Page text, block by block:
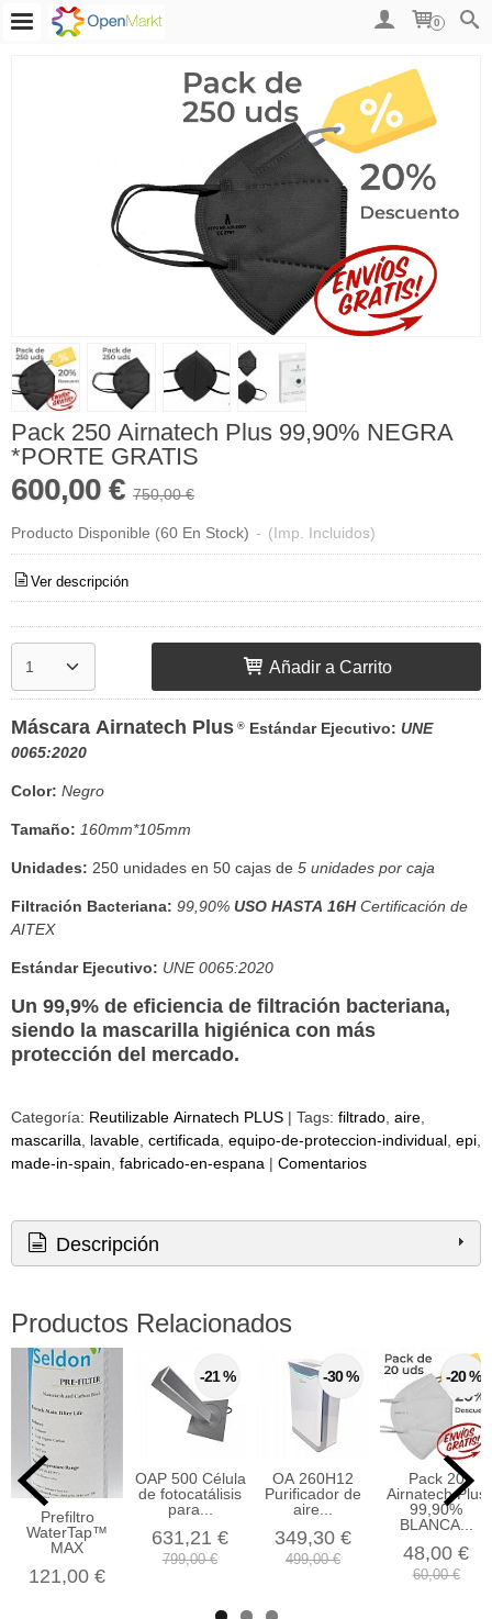
0
Pack 250 Airnatech Plus 99,90% NEGRA
*PORTE GRATIS
600,00 € 750,00 €
Producto Disponible (60 En Stock) - (Imp. Incluidos)
Ver descripción
Añadir a Carrito
Máscara Airnatech Plus ® Estándar Ejecutivo: UNE
0065:2020
Color: Negro
Tamaño: 160mm*105mm
Unidades: 250 unidades en 50 cajas de 5 unidades por caja
Filtración Bacteriana: 99,90% USO HASTA 16HCertificación de
AITEX
Estándar Ejecutivo: UNE 0065:2020
Un 99,9% de eficiencia de filtración bacteriana,
siendo la mascarilla higiénica con más
protección del mercado.
Categoría: Reutilizable Airnatech PLUS | Tags: filtrado aire
mascarilla
lavable certificada equipo-de-proteccion-individual epi
made-in-spain fabricado-en-espana | Comentarios
Descripción
Productos Relacionados
Prefiltro
WaterTap™
MAX
121,00 €
-21 %
OAP 500 Célula
de fotocatálisis
para...
631,21 €
799,00 €
-30 %
OA 260H12
Purificador de
aire...
349,30 €
499,00 €
-20 %
Pack 20
Airnatech Plus
99,90%
BLANCA...
48,00 €
60,00 €